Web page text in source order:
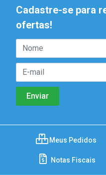
Cadastre-se para
ofertas!
Meus Pedidos
Notas Fiscais